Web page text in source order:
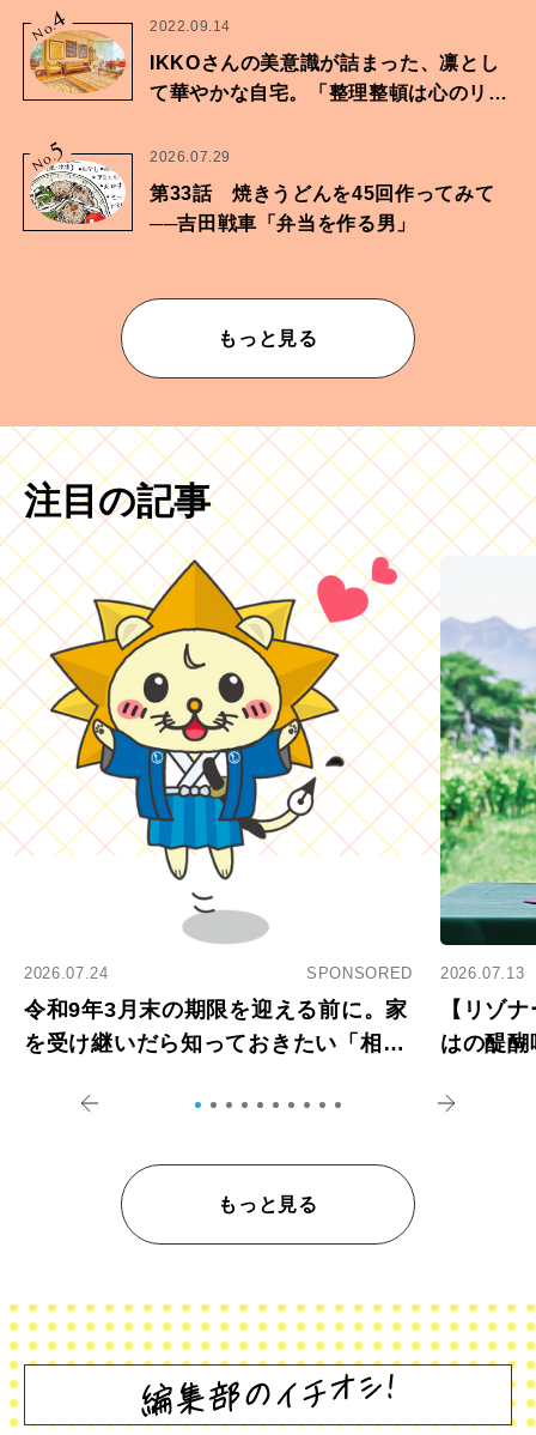
No.4 2022.09.14
IKKOさんの美意識が詰まった、凛とし
て華やかな自宅。「整理整頓は心のリズ
No.5 2026.07.29
第33話 焼きうどんを45回作ってみて
──吉田戦車「弁当を作る男」
もっと見る
注目の記事
2026.07.24 SPONSORED
令和9年3月末の期限を迎える前に。家
を受け継いだら知っておきたい「相続
2026.07.13
【リゾ
はの醍
もっと見る